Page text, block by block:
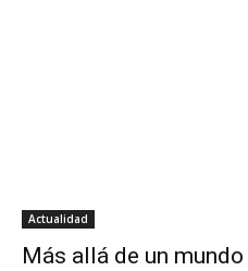
Actualidad
Más allá de un